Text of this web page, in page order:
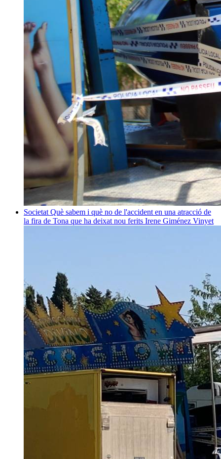
Societat Què sabem i què no de l'accident en una atracció de
la fira de Tona que ha deixat nou ferits Irene Giménez Vinyet